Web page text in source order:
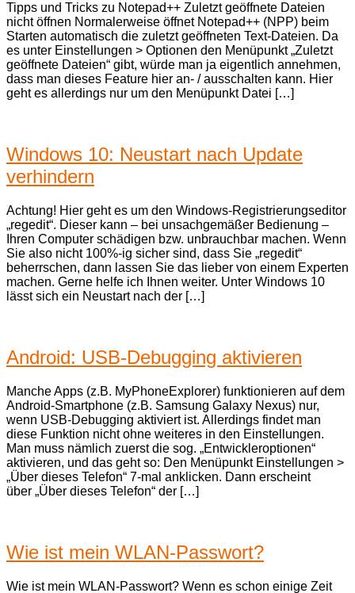
Tipps und Tricks zu Notepad++ Zuletzt geöffnete Dateien
nicht öffnen Normalerweise öffnet Notepad++ (NPP) beim
Starten automatisch die zuletzt geöffneten Text-Dateien. Da
es unter Einstellungen > Optionen den Menüpunkt „Zuletzt
geöffnete Dateien“ gibt, würde man ja eigentlich annehmen,
dass man dieses Feature hier an- / ausschalten kann. Hier
geht es allerdings nur um den Menüpunkt Datei […]
Windows 10: Neustart nach Update
verhindern
Achtung! Hier geht es um den Windows-Registrierungseditor
„regedit“. Dieser kann – bei unsachgemäßer Bedienung –
Ihren Computer schädigen bzw. unbrauchbar machen. Wenn
Sie also nicht 100%-ig sicher sind, dass Sie „regedit“
beherrschen, dann lassen Sie das lieber von einem Experten
machen. Gerne helfe ich Ihnen weiter. Unter Windows 10
lässt sich ein Neustart nach der […]
Android: USB-Debugging aktivieren
Manche Apps (z.B. MyPhoneExplorer) funktionieren auf dem
Android-Smartphone (z.B. Samsung Galaxy Nexus) nur,
wenn USB-Debugging aktiviert ist. Allerdings findet man
diese Funktion nicht ohne weiteres in den Einstellungen.
Man muss nämlich zuerst die sog. „Entwickleroptionen“
aktivieren, und das geht so: Den Menüpunkt Einstellungen >
„Über dieses Telefon“ 7-mal anklicken. Dann erscheint
über „Über dieses Telefon“ der […]
Wie ist mein WLAN-Passwort?
Wie ist mein WLAN-Passwort? Wenn es schon einige Zeit